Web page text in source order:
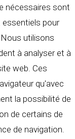
nécessaires sont
pour
utilisons
à analyser et à
web. Ces
qu'avec
la possibilité de
de certains de
de navigation.